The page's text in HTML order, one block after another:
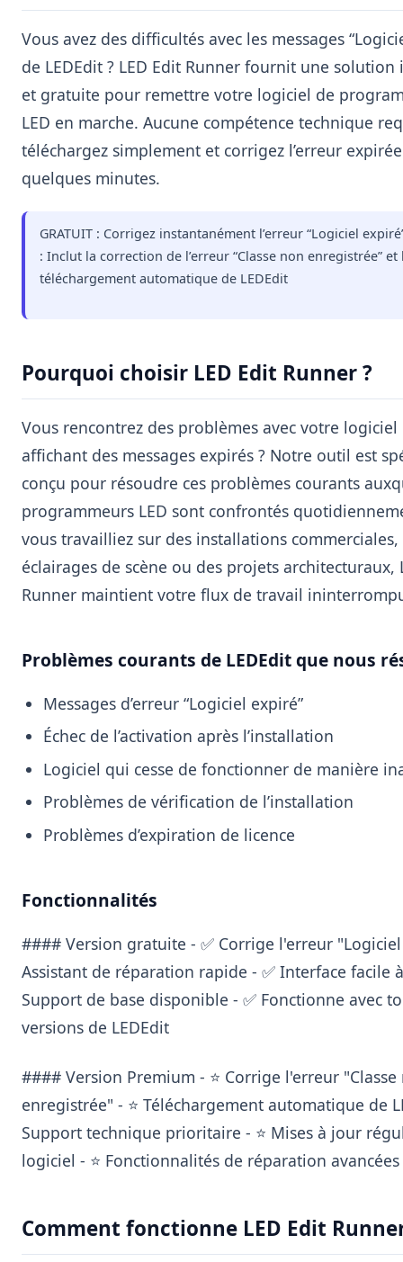
Vous avez des difficultés avec les messages
de LEDEdit ? LED Edit Runner fournit une solution
et gratuite pour remettre votre logiciel de
LED en marche. Aucune compétence technique
téléchargez simplement et corrigez l’erreur
quelques minutes.
GRATUIT : Corrigez instantanément l’erreur “Logiciel
: Inclut la correction de l’erreur “Classe non enregistrée” et
téléchargement automatique de LEDEdit
Pourquoi choisir LED Edit Runner ?
Vous rencontrez des problèmes avec votre logiciel
affichant des messages expirés ? Notre outil est
conçu pour résoudre ces problèmes courants
programmeurs LED sont confrontés
vous travailliez sur des installations commerciales,
éclairages de scène ou des projets architecturaux,
Runner maintient votre flux de travail
Problèmes courants de LEDEdit que nous
Messages d’erreur “Logiciel expiré”
Échec de l’activation après l’installation
Logiciel qui cesse de fonctionner de manière
Problèmes de vérification de l’installation
Problèmes d’expiration de licence
Fonctionnalités
#### Version gratuite - ✅ Corrige l'erreur
Assistant de réparation rapide - ✅ Interface facile
Support de base disponible - ✅ Fonctionne avec
versions de LEDEdit
#### Version Premium - ⭐ Corrige l'erreur "Classe
enregistrée" - ⭐ Téléchargement automatique de
Support technique prioritaire - ⭐ Mises à jour
logiciel - ⭐ Fonctionnalités de réparation avancées
Comment fonctionne LED Edit